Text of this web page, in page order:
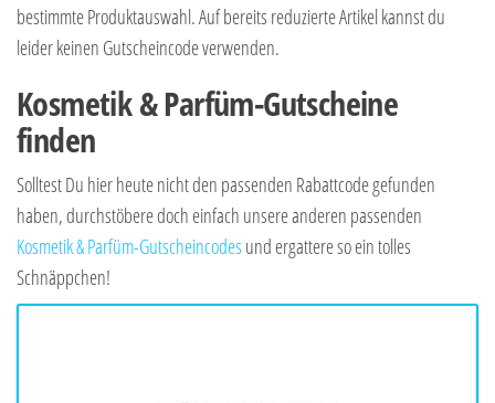
bestimmte Produktauswahl. Auf bereits reduzierte Artikel kannst du
leider keinen Gutscheincode verwenden.
Kosmetik & Parfüm-Gutscheine
finden
Solltest Du hier heute nicht den passenden Rabattcode gefunden
haben, durchstöbere doch einfach unsere anderen passenden
Kosmetik & Parfüm-Gutscheincodes und ergattere so ein tolles
Schnäppchen!